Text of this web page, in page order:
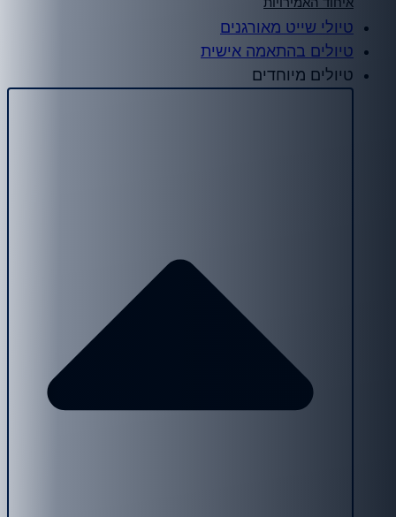
טיולי שייט מאורגנים
טיולים בהתאמה אישית
טיולים מיוחדים